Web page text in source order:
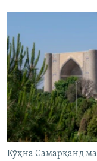
Кўҳна Самарқанд